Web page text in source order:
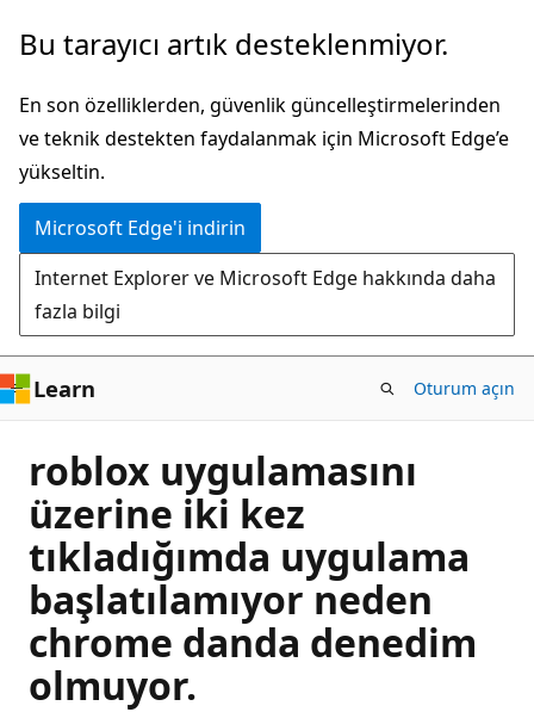
Ana
atla
Bu tarayıcı artık desteklenmiyor.
En son özelliklerden, güvenlik güncelleştirmelerinden
ve teknik destekten faydalanmak için Microsoft Edge’e
yükseltin.
Microsoft Edge'i indirin
Internet Explorer ve Microsoft Edge hakkında daha
fazla bilgi
Learn Oturum açın
roblox uygulamasını
üzerine iki kez
tıkladığımda uygulama
başlatılamıyor neden
chrome danda denedim
olmuyor.